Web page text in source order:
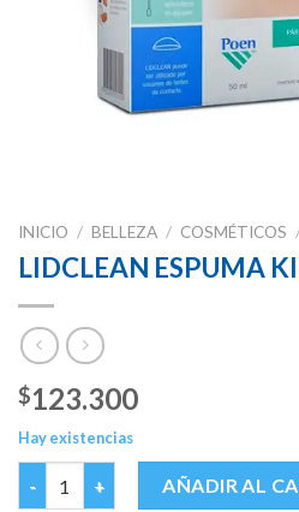
INICIO / BELLEZA / COSMÉTICOS
LIDCLEAN ESPUMA
$123.300
Hay existencias
LIDCLEAN ESPUMA KIT cantidad
AÑADIR AL